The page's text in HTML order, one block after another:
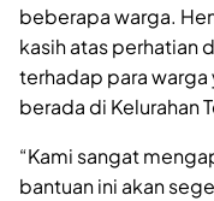
beberapa warga.
kasih atas perhatian
terhadap para
berada di Kelurahan
“Kami sangat
bantuan ini akan